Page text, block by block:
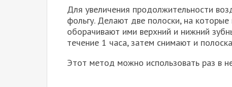
Для увеличения продолжительности
фольгу. Делают две полоски, на
оборачивают ими верхний и нижний
течение 1 часа, затем снимают и
Этот метод можно использовать раз в